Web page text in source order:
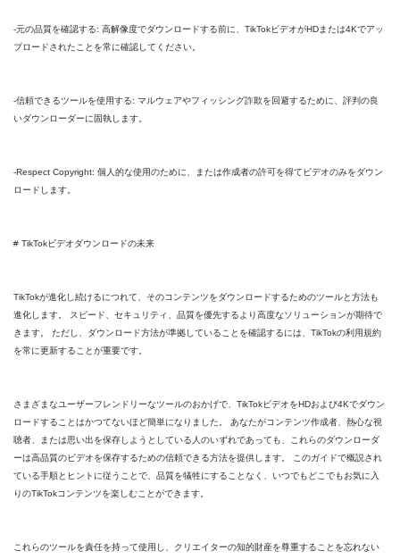
-元の品質を確認する: 高解像度でダウンロードする前に、TikTokビデオがHDまたは4Kでアッ
プロードされたことを常に確認してください。
-信頼できるツールを使用する: マルウェアやフィッシング詐欺を回避するために、評判の良
いダウンローダーに固執します。
-Respect Copyright: 個人的な使用のために、または作成者の許可を得てビデオのみをダウン
ロードします。
# TikTokビデオダウンロードの未来
TikTokが進化し続けるにつれて、そのコンテンツをダウンロードするためのツールと方法も
進化します。 スピード、セキュリティ、品質を優先するより高度なソリューションが期待で
きます。 ただし、ダウンロード方法が準拠していることを確認するには、TikTokの利用規約
を常に更新することが重要です。
さまざまなユーザーフレンドリーなツールのおかげで、TikTokビデオをHDおよび4Kでダウン
ロードすることはかつてないほど簡単になりました。 あなたがコンテンツ作成者、熱心な視
聴者、または思い出を保存しようとしている人のいずれであっても、これらのダウンローダ
ーは高品質のビデオを保存するための信頼できる方法を提供します。 このガイドで概説され
ている手順とヒントに従うことで、品質を犠牲にすることなく、いつでもどこでもお気に入
りのTikTokコンテンツを楽しむことができます。
これらのツールを責任を持って使用し、クリエイターの知的財産を尊重することを忘れない